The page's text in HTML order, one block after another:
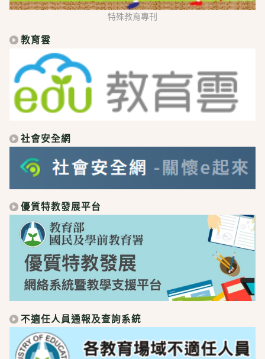
特殊教育專刊
教育雲
社會安全網
優質特教發展平台
不適任人員通報及查詢系統